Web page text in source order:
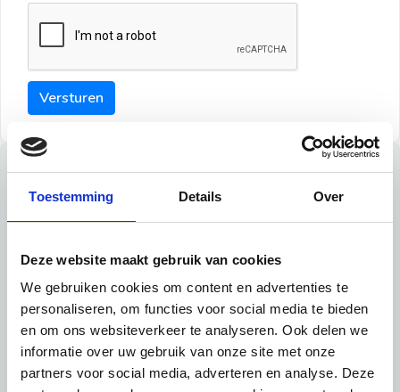
Toestemming Details Over
Deze website maakt gebruik van cookies
We gebruiken cookies om content en advertenties te
personaliseren, om functies voor social media te bieden
en om ons websiteverkeer te analyseren. Ook delen we
informatie over uw gebruik van onze site met onze
partners voor social media, adverteren en analyse. Deze
Versturen
Tips
Tip 1:
Schrijf een duidelijke introductie en geef de volgende
informatie mee:
Ben je student, werkachtig of werkzoekend